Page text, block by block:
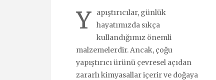
Y
apıştırıcılar, günlük
hayatımızda sıkça
kullandığımız önemli
malzemelerdir. Ancak, çoğu
yapıştırıcı ürünü çevresel açıdan
zararlı kimyasallar içerir ve doğaya